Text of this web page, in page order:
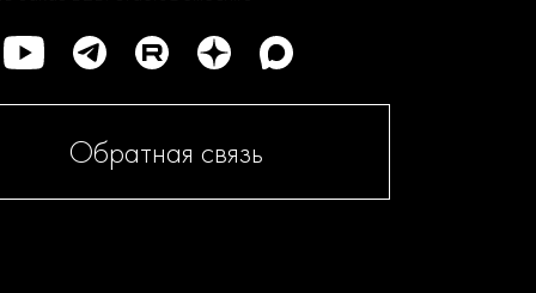
Обратная связь